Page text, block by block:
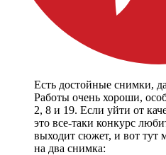
Есть достойные снимки,
Работы очень хороши,
2, 8 и 19. Если уйти от
это все-таки конкурс
выходит сюжет, и вот тут
на два снимка: